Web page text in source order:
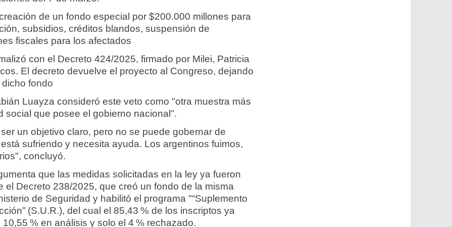
de un fondo especial por $200.000 millones para
subsidios, créditos blandos, suspensión de
fiscales para los afectados
con el Decreto 424/2025, firmado por Milei, Patricia
El decreto devuelve el proyecto al Congreso, dejando
fondo
Luayza consideró este veto como "otra muestra más
social que posee el gobierno nacional".
un objetivo claro, pero no se puede gobernar de
sufriendo y necesita ayuda. Los argentinos fuimos,
concluyó.
que las medidas solicitadas en la ley ya fueron
el Decreto 238/2025, que creó un fondo de la misma
de Seguridad y habilitó el programa "“Suplemento
(S.U.R.), del cual el 85,43 % de los inscriptos ya
% en análisis y solo el 4 % rechazado.